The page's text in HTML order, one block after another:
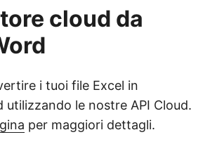
cloud da
i tuoi file Excel in
utilizzando le nostre API Cloud.
per maggiori dettagli.